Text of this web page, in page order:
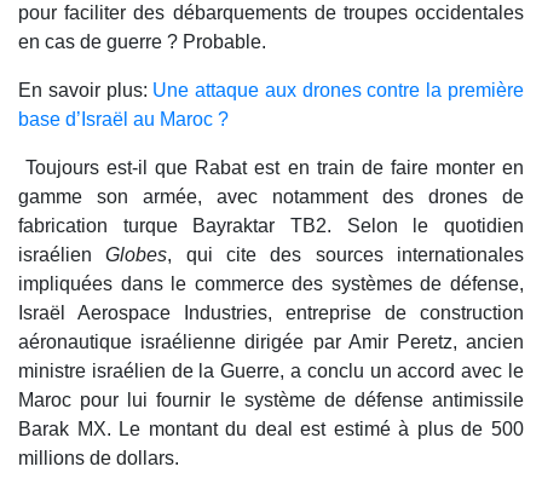
pour faciliter des débarquements de troupes occidentales
en cas de guerre ? Probable.
En savoir plus: Une attaque aux drones contre la première
base d’Israël au Maroc ?
Toujours est-il que Rabat est en train de faire monter en
gamme son armée, avec notamment des drones de
fabrication turque Bayraktar TB2. Selon le quotidien
israélienGlobes, qui cite des sources internationales
impliquées dans le commerce des systèmes de défense,
Israël Aerospace Industries, entreprise de construction
aéronautique israélienne dirigée par Amir Peretz, ancien
ministre israélien de la Guerre, a conclu un accord avec le
Maroc pour lui fournir le système de défense antimissile
Barak MX. Le montant du deal est estimé à plus de 500
millions de dollars.